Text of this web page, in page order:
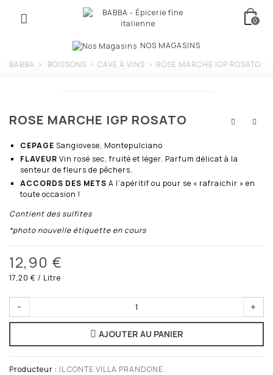
0
NOS MAGASINS
BABBA > BOISSONS > CAVE À VINS > ROSE MARCHE IGP ROSATO
ROSE MARCHE IGP ROSATO
CEPAGE Sangiovese, Montepulciano
FLAVEUR Vin rosé sec, fruité et léger. Parfum délicat à la
senteur de fleurs de pêchers.
ACCORDS DES METS A l’apéritif ou pour se « rafraichir » en
toute occasion !
Contient des sulfites
*photo nouvelle étiquette en cours
12,90 €
17,20 € / Litre
- +
AJOUTER AU PANIER
Producteur : IL CONTE VILLA PRANDONE